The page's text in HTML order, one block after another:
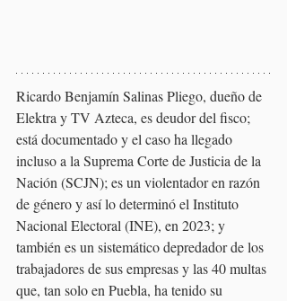
Ricardo Benjamín Salinas Pliego, dueño de
Elektra y TV Azteca, es deudor del fisco;
está documentado y el caso ha llegado
incluso a la Suprema Corte de Justicia de la
Nación (SCJN); es un violentador en razón
de género y así lo determinó el Instituto
Nacional Electoral (INE), en 2023; y
también es un sistemático depredador de los
trabajadores de sus empresas y las 40 multas
que, tan solo en Puebla, ha tenido su